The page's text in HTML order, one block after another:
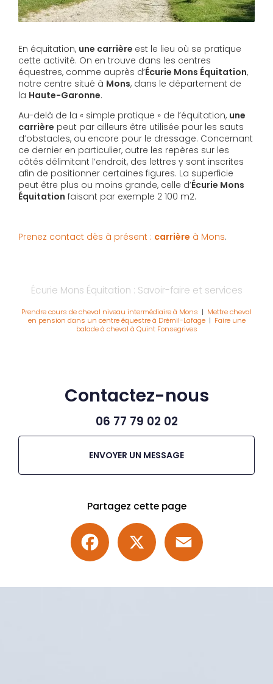
En équitation, une carrière est le lieu où se pratique
cette activité. On en trouve dans les centres
équestres, comme auprès d’Écurie Mons Équitation,
notre centre situé à Mons, dans le département de
la Haute-Garonne.
Au-delà de la « simple pratique » de l’équitation, une
carrière peut par ailleurs être utilisée pour les sauts
d’obstacles, ou encore pour le dressage. Concernant
ce dernier en particulier, outre les repères sur les
côtés délimitant l’endroit, des lettres y sont inscrites
afin de positionner certaines figures. La superficie
peut être plus ou moins grande, celle d’Écurie Mons
Équitation faisant par exemple 2 100 m2.
Prenez contact dès à présent : carrière à Mons.
Écurie Mons Équitation : Savoir-faire et services
Prendre cours de cheval niveau intermédiaire à Mons | Mettre cheval
en pension dans un centre équestre à Drémil-Lafage| Faire une
balade à cheval à Quint Fonsegrives
Contactez-nous
06 77 79 02 02
ENVOYER UN MESSAGE
Partagez cette page
Facebook